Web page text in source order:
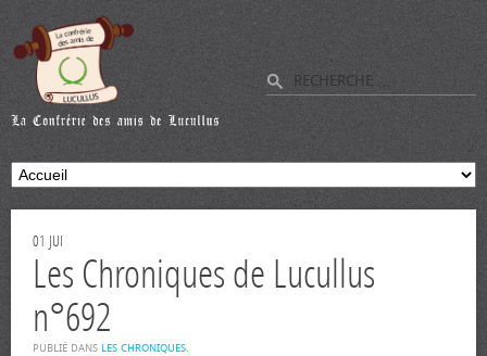
01 JUI
Les Chroniques de Lucullus
n°692
PUBLIÉ DANS LES CHRONIQUES.